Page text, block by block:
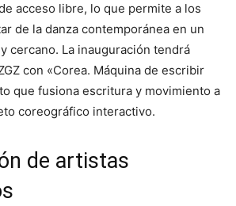
acceso libre, lo que permite a los
de la danza contemporánea en un
cercano. La inauguración tendrá
con «Corea. Máquina de escribir
que fusiona escritura y movimiento a
coreográfico interactivo.
de artistas